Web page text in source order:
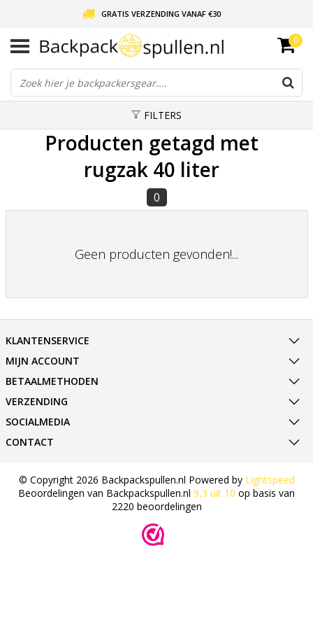
GRATIS VERZENDING VANAF €30
LIEFDE VOOR BACKPACKEN!
30 DAGEN GRATIS RETOUR
0
FILTERS
Producten getagd met
rugzak 40 liter
0
Geen producten gevonden!...
KLANTENSERVICE
MIJN ACCOUNT
BETAALMETHODEN
VERZENDING
SOCIALMEDIA
CONTACT
© Copyright 2026 Backpackspullen.nl Powered by Lightspeed
Beoordelingen van Backpackspullen.nl 9,3 uit 10 op basis van
2220 beoordelingen